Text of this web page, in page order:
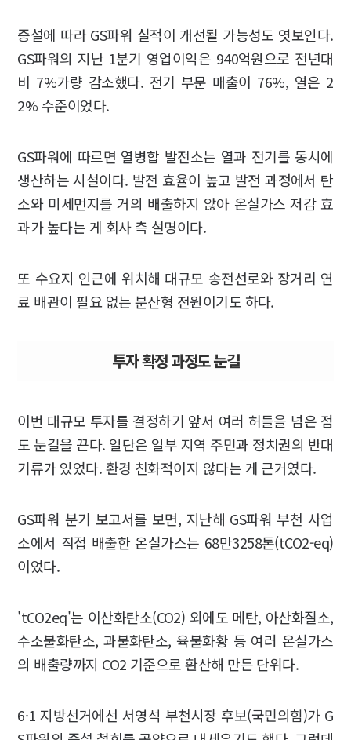
증설에 따라 GS파워 실적이 개선될 가능성도 엿보인다.
GS파워의 지난 1분기 영업이익은 940억원으로 전년대
비 7%가량 감소했다. 전기 부문 매출이 76%, 열은 2
2% 수준이었다.
GS파워에 따르면 열병합 발전소는 열과 전기를 동시에
생산하는 시설이다. 발전 효율이 높고 발전 과정에서 탄
소와 미세먼지를 거의 배출하지 않아 온실가스 저감 효
과가 높다는 게 회사 측 설명이다.
또 수요지 인근에 위치해 대규모 송전선로와 장거리 연
료 배관이 필요 없는 분산형 전원이기도 하다.
투자 확정 과정도 눈길
이번 대규모 투자를 결정하기 앞서 여러 허들을 넘은 점
도 눈길을 끈다. 일단은 일부 지역 주민과 정치권의 반대
기류가 있었다. 환경 친화적이지 않다는 게 근거였다.
GS파워 분기 보고서를 보면, 지난해 GS파워 부천 사업
소에서 직접 배출한 온실가스는 68만3258톤(tCO2-eq)
이었다.
'tCO2eq'는 이산화탄소(CO2) 외에도 메탄, 아산화질소,
수소불화탄소, 과불화탄소, 육불화황 등 여러 온실가스
의 배출량까지 CO2 기준으로 환산해 만든 단위다.
6·1 지방선거에선 서영석 부천시장 후보(국민의힘)가 G